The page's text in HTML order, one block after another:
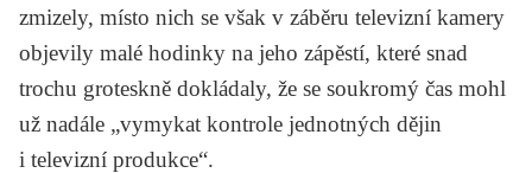
zmizely, místo nich se však v záběru televizní kamery
objevily malé hodinky na jeho zápěstí, které snad
trochu groteskně dokládaly, že se soukromý čas mohl
už nadále „vymykat kontrole jednotných dějin
i televizní produkce“.